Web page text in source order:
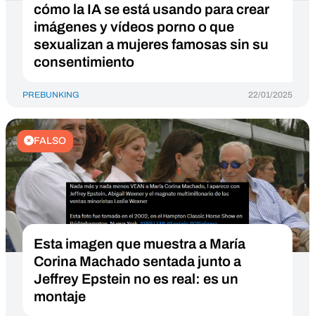
cómo la IA se está usando para crear
imágenes y vídeos porno o que
sexualizan a mujeres famosas sin su
consentimiento
PREBUNKING 22/01/2025
FALSO
Esta imagen que muestra a María
Corina Machado sentada junto a
Jeffrey Epstein no es real: es un
montaje